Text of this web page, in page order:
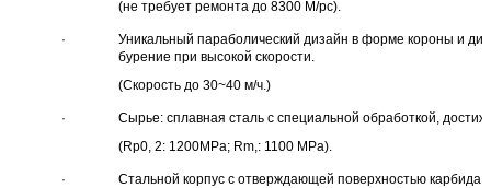
(не требует ремонта до 8300 M/pc).
·
Уникальный параболический дизайн в форме короны и
бурение при высокой скорости.
(Скорость до 30~40 м/ч.)
·
Сырье: сплавная сталь с специальной обработкой,
(Rp0, 2: 1200MPa; Rm,: 1100 MPa).
·
Стальной корпус с отверждающей поверхностью карбида